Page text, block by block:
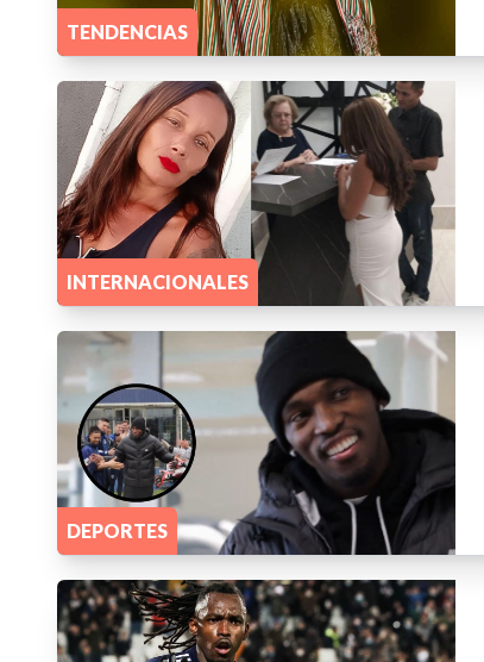
TENDENCIAS
INTERNACIONALES
DEPORTES